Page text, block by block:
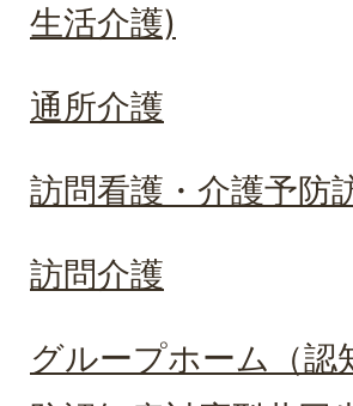
生活介護)
通所介護
訪問看護・介護予防
訪問介護
グループホーム（認